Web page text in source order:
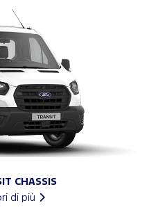
CHASSIS
di più